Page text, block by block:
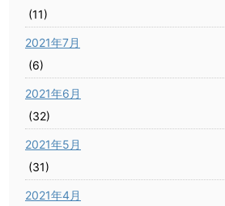
(11)
2021年7月
(6)
2021年6月
(32)
2021年5月
(31)
2021年4月